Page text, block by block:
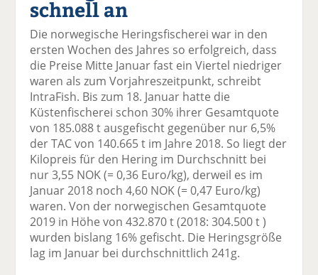
uf
F
ac
e
b
o
o
k
te
il
e
n
wi
tt
er
n
uf
Li
n
k
di
n
te
il
e
n
er
E
m
ai
v
er
se
n
d
e
n
ck
e
schnell an
Die norwegische Heringsfischerei war in den
ersten Wochen des Jahres so erfolgreich, dass
die Preise Mitte Januar fast ein Viertel niedriger
waren als zum Vorjahreszeitpunkt, schreibt
IntraFish. Bis zum 18. Januar hatte die
Küstenfischerei schon 30% ihrer Gesamtquote
von 185.088 t ausgefischt gegenüber nur 6,5%
der TAC von 140.665 t im Jahre 2018. So liegt der
Kilopreis für den Hering im Durchschnitt bei
nur 3,55 NOK (= 0,36 Euro/kg), derweil es im
Januar 2018 noch 4,60 NOK (= 0,47 Euro/kg)
waren. Von der norwegischen Gesamtquote
2019 in Höhe von 432.870 t (2018: 304.500 t )
wurden bislang 16% gefischt. Die Heringsgröße
lag im Januar bei durchschnittlich 241g.